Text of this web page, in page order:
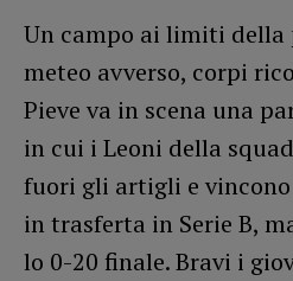
Un campo ai limiti
meteo avverso, corpi
Pieve va in scena una
in cui i Leoni della
fuori gli artigli e
in trasferta in Serie B,
lo 0-20 finale. Bravi i